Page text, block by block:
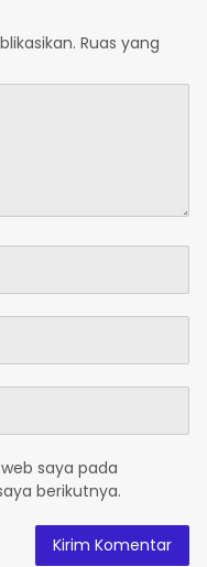
Ruas yang
saya pada
berikutnya.